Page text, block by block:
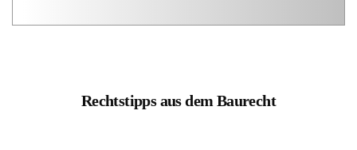
Rechtstipps aus dem Baurecht